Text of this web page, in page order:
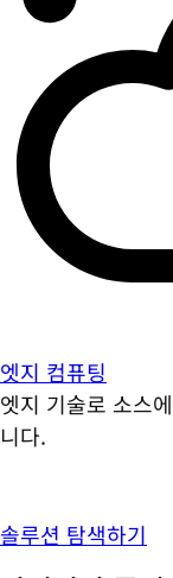
엣지 컴퓨팅
엣지 기술로 소스
니다.
솔루션 탐색하기